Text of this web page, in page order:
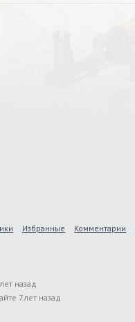
Избранные Комментарии
назад
7 лет назад